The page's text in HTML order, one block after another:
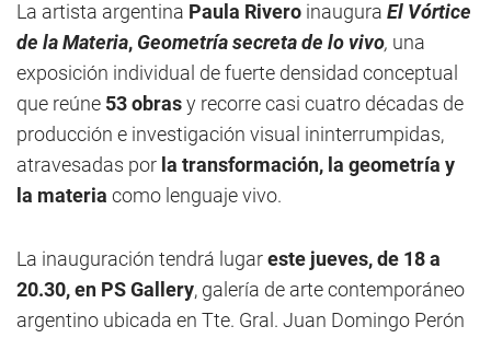
La artista argentina Paula Rivero inaugura El Vórtice
de la Materia, Geometría secreta de lo vivo, una
exposición individual de fuerte densidad conceptual
que reúne 53 obrasy recorre casi cuatro décadas de
producción e investigación visual ininterrumpidas,
atravesadas por la transformación, la geometría y
la materia como lenguaje vivo.
La inauguración tendrá lugareste jueves, de 18 a
20.30, en PS Gallery, galería de arte contemporáneo
argentino ubicada en Tte. Gral. Juan Domingo Perón